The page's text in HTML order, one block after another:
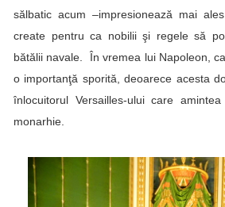
sălbatic acum –impresionează mai
create pentru ca nobilii şi regele să
bătălii navale. În vremea lui Napoleon,
o importanţă sporită, deoarece acesta
înlocuitorul Versailles-ului care
monarhie.